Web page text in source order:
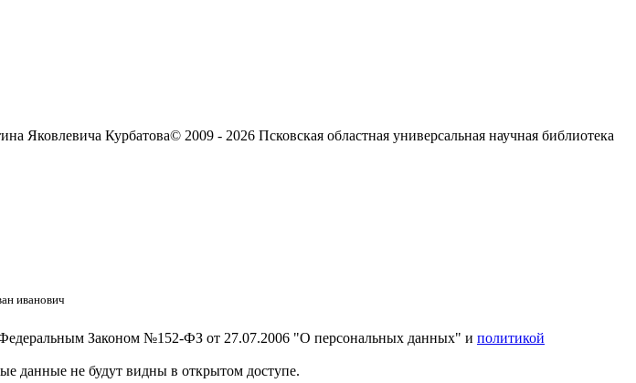
Яковлевича Курбатова© 2009 - 2026 Псковская областная универсальная научная библиотека
иванович
Федеральным Законом №152-ФЗ от 27.07.2006 "О персональных данных" и политикой
данные не будут видны в открытом доступе.